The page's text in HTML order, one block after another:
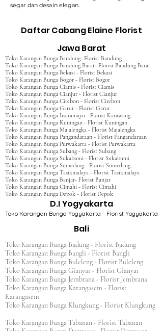
segar dan desain elegan.
Daftar Cabang Elaine Florist
Jawa Barat
Toko Karangan Bunga Bandung- Florist Bandung
Toko Karangan Bunga Bandung Barat- Florist Bandung Barat
Toko Karangan Bunga Bekasi - Florist Bekasi
Toko Karangan Bunga Bogor - Florist Bogor
Toko Karangan Bunga Ciamis - Florist Ciamis
Toko Karangan Bunga Cianjur - Florist Cianjur
Toko Karangan Bunga Cirebon - Florist Cirebon
Toko Karangan Bunga Garut - Florist Garut
Toko Karangan Bunga Indramayu - Florist Karawang
Toko Karangan Bunga Kuningan - Florist Kuningan
Toko Karangan Bunga Majalengka - Florist Majalengka
Toko Karangan Bunga Pangandaraan - Florist Pangandaraan
Toko Karangan Bunga Purwakarta - Florist Purwakarta
Toko Karangan Bunga Subang - Florist Subang
Toko Karangan Bunga Sukabumi - Florist Sukabumi
Toko Karangan Bunga Sumedang - Florist Sumedang
Toko Karangan Bunga Tasikmalaya - Florist Tasikmalaya
Toko Karangan Bunga Banjar- Florist Banjar
Toko Karangan Bunga Cimahi - Florist Cimahi
Toko Karangan Bunga Depok - Florist Depok
D.I Yogyakarta
Toko Karangan Bunga Yogyakarta - Florist Yogyakarta
Bali
Toko Karangan Bunga Badung - Florist Badung
Toko Karangan Bunga Bangli - Florist Bangli
Toko Karangan Bunga Buleleng - Florist Buleleng
Toko Karangan Bunga Gianyar - Florist Gianyar
Toko Karangan Bunga Jembrana - Florist Jembrana
Toko Karangan Bunga Karangasem - Florist
Karangasem
Toko Karangan Bunga Klungkung - Florist Klungkung
Toko Karangan Bunga Tabanan - Florist Tabanan